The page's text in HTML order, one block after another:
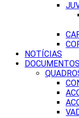
NOTÍCIAS
DOCUMENTOS